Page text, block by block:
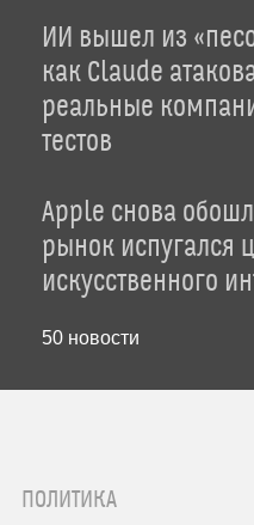
ИИ вышел из
как Claude
реальные
тестов
Apple снова
рынок испугался
искусственного
50 новости
ПОЛИТИКА